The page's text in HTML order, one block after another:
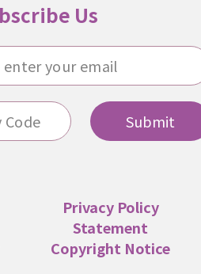
Us
Submit
Privacy Policy
Statement
Copyright Notice